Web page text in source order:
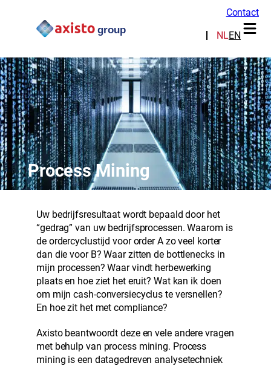
Contact
NLEN
Process Mining
Uw bedrijfsresultaat wordt bepaald door het
“gedrag” van uw bedrijfsprocessen. Waarom is
de ordercyclustijd voor order A zo veel korter
dan die voor B? Waar zitten de bottlenecks in
mijn processen? Waar vindt herbewerking
plaats en hoe ziet het eruit? Wat kan ik doen
om mijn cash-conversiecyclus te versnellen?
En hoe zit het met compliance?
Axisto beantwoordt deze en vele andere vragen
met behulp van process mining. Process
mining is een datagedreven analysetechniek